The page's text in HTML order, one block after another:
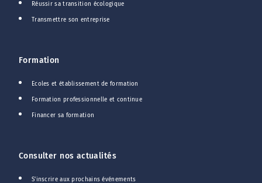
Réussir sa transition écologique
Transmettre son entreprise
Formation
Ecoles et établissement de formation
Formation professionnelle et continue
Financer sa formation
Consulter nos actualités
S'inscrire aux prochains événements